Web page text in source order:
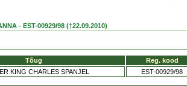
- EST-00929/98 (†22.09.2010)
Tõug
Reg. kood
KING CHARLES SPANJEL
EST-00929/98